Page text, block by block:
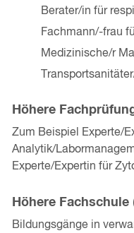
Berater/in für
Fachmann/-frau
Medizinische/r
Höhere
Zum Beispiel Experte/
Analytik/
Experte/Expertin für
Höhere Fachschule
Bildungsgänge in